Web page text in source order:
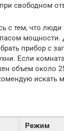
свободном
с тем, что
мощности.
прибор с
Если
объем около
искать
Режим